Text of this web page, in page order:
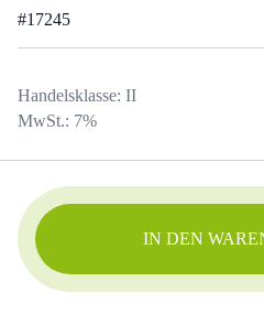
#17245
Handelsklasse: II
MwSt.: 7%
IN DEN